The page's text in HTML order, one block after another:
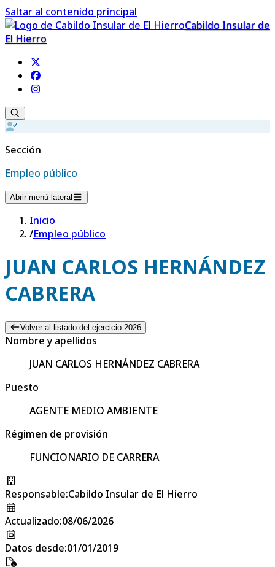
Saltar al contenido principal
Cabildo Insular de
El Hierro
Sección
Empleo público
Abrir menú lateral
Inicio
/Empleo público
JUAN CARLOS HERNÁNDEZ
CABRERA
Volver al listado del ejercicio 2026
Nombre y apellidos
JUAN CARLOS HERNÁNDEZ CABRERA
Puesto
AGENTE MEDIO AMBIENTE
Régimen de provisión
FUNCIONARIO DE CARRERA
Responsable:Cabildo Insular de El Hierro
Actualizado:08/06/2026
Datos desde:01/01/2019